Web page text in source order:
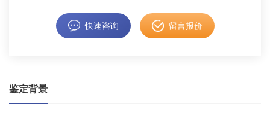
快速咨询 留言报价
鉴定背景